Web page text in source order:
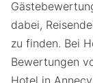
dabei,
zu finden. Bei
Bewertungen